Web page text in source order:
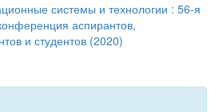
системы и технологии : 56-я
аспирантов,
и студентов (2020)